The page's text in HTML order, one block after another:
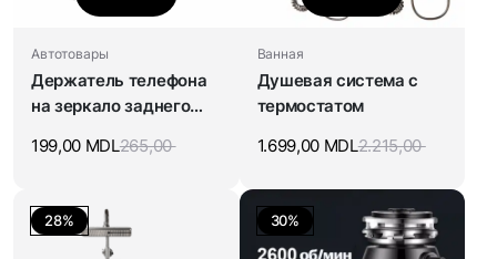
Автотовары
Держатель телефона
на зеркало заднего
265,00
199,00 MDL
Ванная
Душевая система с
термостатом
2.215,00
1.699,00 MDL
28% 30%